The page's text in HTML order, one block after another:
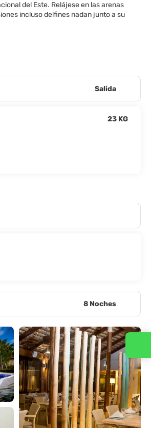
del Este. Relájese en las arenas
incluso delfines nadan junto a su
Salida
23 KG
8 Noches
Contacta con nosotros